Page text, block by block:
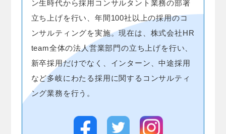
ン生時代から採用コンサルタント業務の部署
立ち上げを行い、年間100社以上の採用のコ
ンサルティングを実施。現在は、株式会社HR
team全体の法人営業部門の立ち上げを行い、
新卒採用だけでなく、インターン、中途採用
など多岐にわたる採用に関するコンサルティ
ング業務を行う。